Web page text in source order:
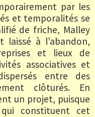
par les
et temporalités se
de friche, Malley
laissé à l’abandon,
et lieux de
associatives et
entre des
clôturés. En
un projet, puisque
qui constituent cet